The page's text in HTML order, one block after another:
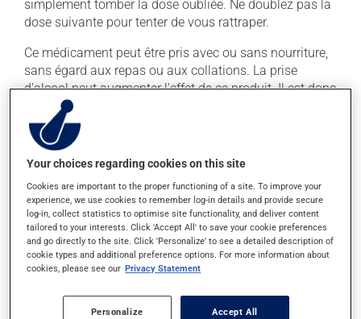
simplement tomber la dose oubliée. Ne doublez pas la
dose suivante pour tenter de vous rattraper.
Ce médicament peut être pris avec ou sans nourriture,
sans égard aux repas ou aux collations. La prise
d'alcool peut augmenter l'effet de ce produit. Il est donc
recommandé d'en consommer avec modération. Afin
de savoir quelle quantité d'alcool vous est permise,
veuillez en discuter avec votre professionnel(le) de la
santé.
Effets indésirables
En plus de ses effets recherchés, ce produit peut à
l'occasion entraîner certains effets indésirables (effets
secondaires), notamment :
il peut rendre la bouche sèche;
Your choices regarding cookies on this site
Cookies are important to the proper functioning of a site. To improve your
experience, we use cookies to remember log-in details and provide secure
log-in, collect statistics to optimise site functionality, and deliver content
tailored to your interests. Click 'Accept All' to save your cookie preferences
and go directly to the site. Click 'Personalize' to see a detailed description of
cookie types and additional preference options. For more information about
cookies, please see our Privacy Statement
Personalize Accept All